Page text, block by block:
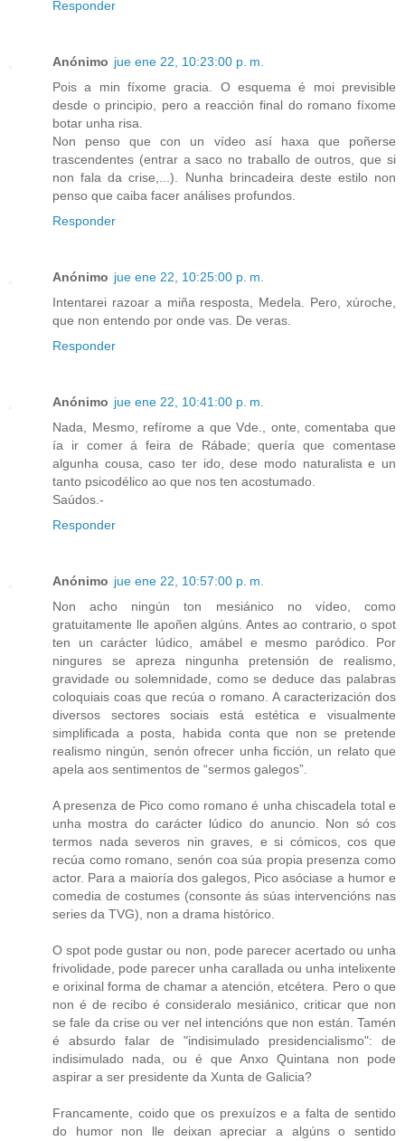
Responder
Anónimo jue ene 22, 10:23:00 p. m.
Pois a min fíxome gracia. O esquema é moi previsible
desde o principio, pero a reacción final do romano fíxome
botar unha risa.
Non penso que con un vídeo así haxa que poñerse
trascendentes (entrar a saco no traballo de outros, que si
non fala da crise,...). Nunha brincadeira deste estilo non
penso que caiba facer análises profundos.
Responder
Anónimo jue ene 22, 10:25:00 p. m.
Intentarei razoar a miña resposta, Medela. Pero, xúroche,
que non entendo por onde vas. De veras.
Responder
Anónimo jue ene 22, 10:41:00 p. m.
Nada, Mesmo, refírome a que Vde., onte, comentaba que
ía ir comer á feira de Rábade; quería que comentase
algunha cousa, caso ter ido, dese modo naturalista e un
tanto psicodélico ao que nos ten acostumado.
Saúdos.-
Responder
Anónimo jue ene 22, 10:57:00 p. m.
Non acho ningún ton mesiánico no vídeo, como
gratuitamente lle apoñen algúns. Antes ao contrario, o spot
ten un carácter lúdico, amábel e mesmo paródico. Por
ningures se apreza ningunha pretensión de realismo,
gravidade ou solemnidade, como se deduce das palabras
coloquiais coas que recúa o romano. A caracterización dos
diversos sectores sociais está estética e visualmente
simplificada a posta, habida conta que non se pretende
realismo ningún, senón ofrecer unha ficción, un relato que
apela aos sentimentos de “sermos galegos”.
A presenza de Pico como romano é unha chiscadela total e
unha mostra do carácter lúdico do anuncio. Non só cos
termos nada severos nin graves, e si cómicos, cos que
recúa como romano, senón coa súa propia presenza como
actor. Para a maioría dos galegos, Pico asóciase a humor e
comedia de costumes (consonte ás súas intervencións nas
series da TVG), non a drama histórico.
O spot pode gustar ou non, pode parecer acertado ou unha
frivolidade, pode parecer unha carallada ou unha intelixente
e orixinal forma de chamar a atención, etcétera. Pero o que
non é de recibo é consideralo mesiánico, criticar que non
se fale da crise ou ver nel intencións que non están. Tamén
é absurdo falar de "indisimulado presidencialismo": de
indisimulado nada, ou é que Anxo Quintana non pode
aspirar a ser presidente da Xunta de Galicia?
Francamente, coido que os prexuízos e a falta de sentido
do humor non lle deixan apreciar a algúns o sentido